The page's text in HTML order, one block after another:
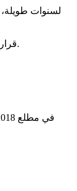
لسنوات
قرار تضييق صلاحيات الهيئة صدر في 2016، لكنه دخل حيز التنفيذ بعد تولي محمد بن سلمان ولاية العهد. اقتصر عمل الهيئة في النشاطات التوعوية ‏والدعوية، التي لا تتضمن إلزامية أو انتشارًا ميدانيًا.